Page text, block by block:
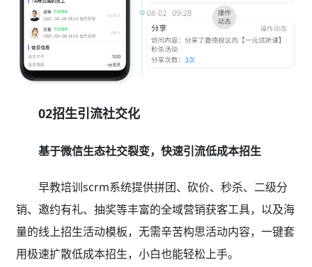
02招生引流社交化
基于微信生态社交裂变，快速引流低成本招生
早教培训scrm系统提供拼团、砍价、秒杀、二级分
销、邀约有礼、抽奖等丰富的全域营销获客工具，以及海
量的线上招生活动模板，无需辛苦构思活动内容，一键套
用极速扩散低成本招生，小白也能轻松上手。